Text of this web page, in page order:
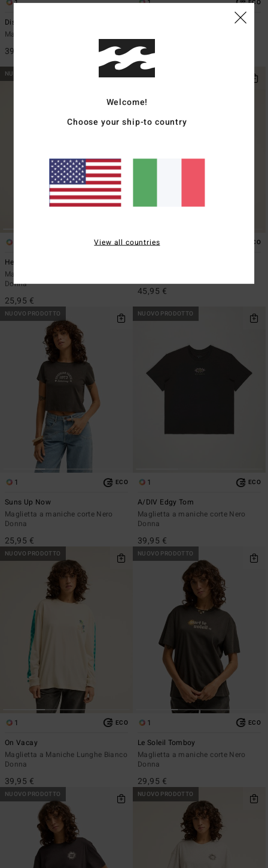
1
Distant Stars
Maglietta oversize Nero Donna
39,95 €
1 ECO
Donna
45,95 €
NUOVO PRODOTTO
ECO
Heritage Backer
Maglietta a maniche corte Grigio
Donna
25,95 €
1 ECO
45,95 €
NUOVO PRODOTTO
1 ECO
Suns Up Now
Maglietta a maniche corte Nero
Donna
25,95 €
NUOVO PRODOTTO
1 ECO
A/DIV Edgy Tom
Maglietta a maniche corte Nero
Donna
39,95 €
NUOVO PRODOTTO
1 ECO
On Vacay
Maglietta a Maniche Lunghe Bianco
Donna
39,95 €
NUOVO PRODOTTO
1 ECO
Le Soleil Tomboy
Maglietta a maniche corte Nero
Donna
29,95 €
NUOVO PRODOTTO NUOVO PRODOTTO
Welcome!
Choose your ship-to country
View all countries